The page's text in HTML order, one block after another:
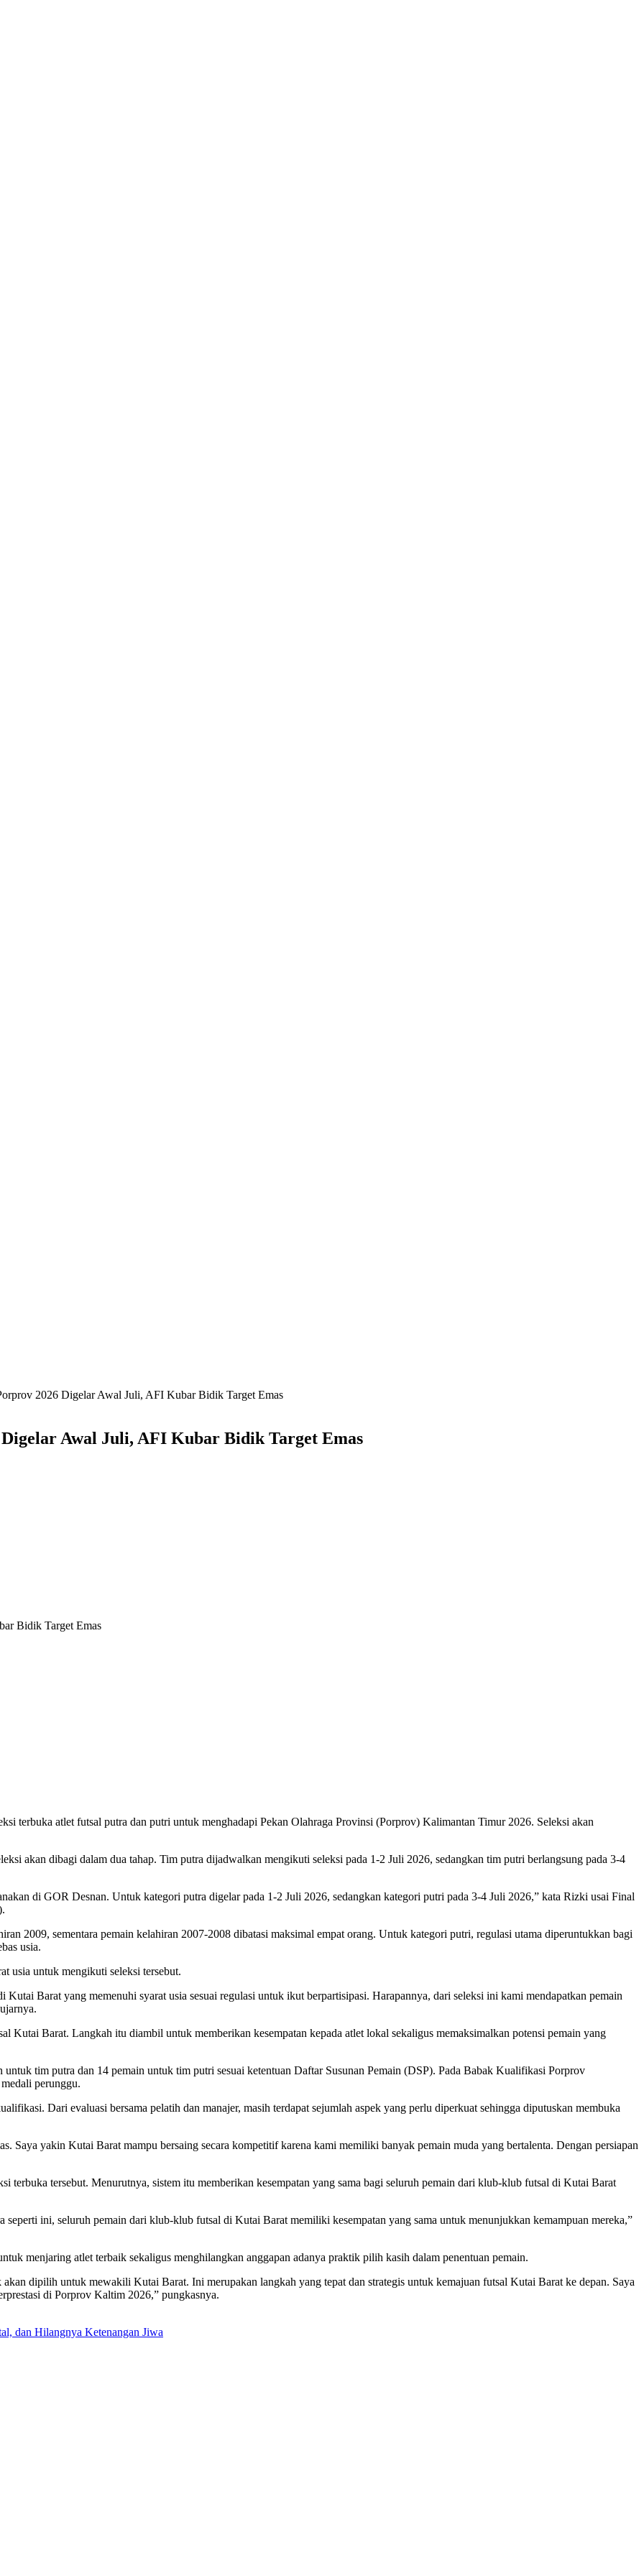
2026 Digelar Awal Juli, AFI Kubar Bidik Target Emas
Awal Juli, AFI Kubar Bidik Target Emas
Bidik Target Emas
terbuka atlet futsal putra dan putri untuk menghadapi Pekan Olahraga Provinsi (Porprov) Kalimantan Timur 2026. Seleksi akan
akan dibagi dalam dua tahap. Tim putra dijadwalkan mengikuti seleksi pada 1-2 Juli 2026, sedangkan tim putri berlangsung pada 3-4
di GOR Desnan. Untuk kategori putra digelar pada 1-2 Juli 2026, sedangkan kategori putri pada 3-4 Juli 2026,” kata Rizki usai Final
2009, sementara pemain kelahiran 2007-2008 dibatasi maksimal empat orang. Untuk kategori putri, regulasi utama diperuntukkan bagi
usia.
usia untuk mengikuti seleksi tersebut.
Barat yang memenuhi syarat usia sesuai regulasi untuk ikut berpartisipasi. Harapannya, dari seleksi ini kami mendapatkan pemain
Kutai Barat. Langkah itu diambil untuk memberikan kesempatan kepada atlet lokal sekaligus memaksimalkan potensi pemain yang
tim putra dan 14 pemain untuk tim putri sesuai ketentuan Daftar Susunan Pemain (DSP). Pada Babak Kualifikasi Porprov
perunggu.
Dari evaluasi bersama pelatih dan manajer, masih terdapat sejumlah aspek yang perlu diperkuat sehingga diputuskan membuka
Saya yakin Kutai Barat mampu bersaing secara kompetitif karena kami memiliki banyak pemain muda yang bertalenta. Dengan persiapan
terbuka tersebut. Menurutnya, sistem itu memberikan kesempatan yang sama bagi seluruh pemain dari klub-klub futsal di Kutai Barat
seperti ini, seluruh pemain dari klub-klub futsal di Kutai Barat memiliki kesempatan yang sama untuk menunjukkan kemampuan mereka,”
menjaring atlet terbaik sekaligus menghilangkan anggapan adanya praktik pilih kasih dalam penentuan pemain.
dipilih untuk mewakili Kutai Barat. Ini merupakan langkah yang tepat dan strategis untuk kemajuan futsal Kutai Barat ke depan. Saya
di Porprov Kaltim 2026,” pungkasnya.
dan Hilangnya Ketenangan Jiwa